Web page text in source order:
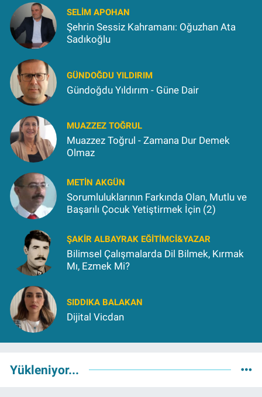
SELIM APOHAN
Şehrin Sessiz Kahramanı: Oğuzhan Ata
Sadıkoğlu
GÜNDOĞDU YILDIRIM
Gündoğdu Yıldırım - Güne Dair
MUAZZEZ TOĞRUL
Muazzez Toğrul - Zamana Dur Demek
Olmaz
METIN AKGÜN
Sorumluluklarının Farkında Olan, Mutlu ve
Başarılı Çocuk Yetiştirmek İçin (2)
ŞAKIR ALBAYRAK EĞITIMCI&YAZAR
Bilimsel Çalışmalarda Dil Bilmek, Kırmak
Mı, Ezmek Mi?
SIDDIKA BALAKAN
Dijital Vicdan
Yükleniyor...